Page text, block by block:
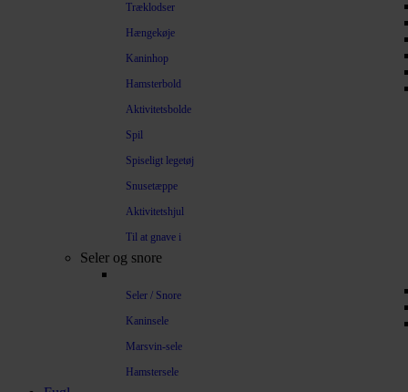
Træklodser
Hængekøje
Kaninhop
Hamsterbold
Aktivitetsbolde
Spil
Spiseligt legetøj
Snusetæppe
Aktivitetshjul
Til at gnave i
Seler og snore
Seler / Snore
Kaninsele
Marsvin-sele
Hamstersele